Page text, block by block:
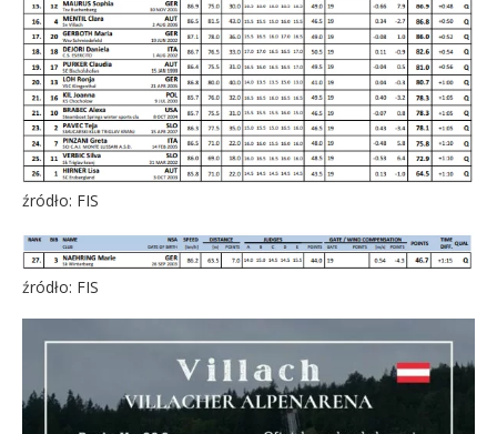
źródło: FIS
źródło: FIS